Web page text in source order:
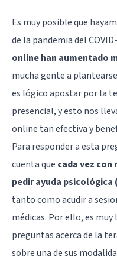
Es muy posible que
de la pandemia del
online han aumentado
mucha gente a
es lógico apostar por la
presencial, y esto nos
online tan efectiva y
Para responder a esta
cuenta que cada vez
pedir ayuda
tanto como acudir a
médicas. Por ello, es
preguntas acerca de la
sobre una de sus